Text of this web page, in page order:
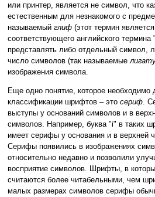
или принтер, является не символ, что
естественным для незнакомого с
называемый глиф (этот термин
соответствующего английского
представлять либо отдельный символ,
число символов (так называемые
изображения символа.
Еще одно понятие, которое необходимо
классификации шрифтов – это сериф.
выступы у оснований символов и в
символов. Например, буква "i" в таких
имеет серифы у основания и в верхней
Серифы появились в изображениях
относительно недавно и позволили
восприятие символов. Шрифты, в
считаются более читабельными, чем
малых размерах символов серифы